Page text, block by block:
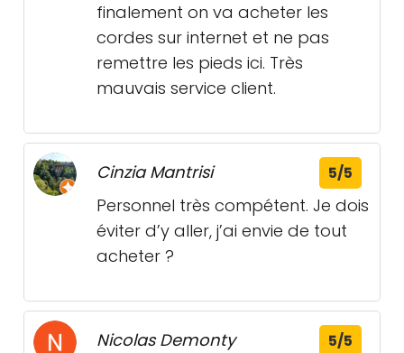
finalement on va acheter les
cordes sur internet et ne pas
remettre les pieds ici. Très
mauvais service client.
Cinzia Mantrisi 5/5
Personnel très compétent. Je dois
éviter d’y aller, j’ai envie de tout
acheter ?
Nicolas Demonty 5/5